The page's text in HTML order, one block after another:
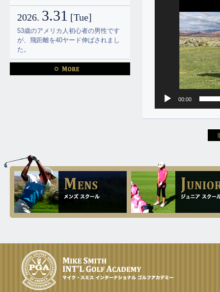
した。
2025. 8.19 [Tue]
56歳の男性ですが、十日間で何とか
シングルになって頂けました。
7.6 [Sun]
られ、喜んでご帰国されました。
2025. 5.28 [Wed]
レッスンの様子 (ドライバー)
2025. 5.26 [Mon]
2025. 5.25 [Sun]
レッスンの様子 (44歳 初心者)(5)
2025. 5.23 [Fri]
2026. 3.31 [Tue]
53歳のアメリカ人初心者の男性です
が、飛距離を40ヤード伸ばされまし
た。
3.7 [Sat]
彼女はドライバーの飛距離130ヤー
ドとの事でしたが平均で180ヤー
ド、スコアーは100から120との事で
したが、ギリギリですが80台が出ま
した。
2026. 1.16 [Fri]
2026. 1.5 [Mon]
66歳の男性が、ドライバーの飛距離
00:00